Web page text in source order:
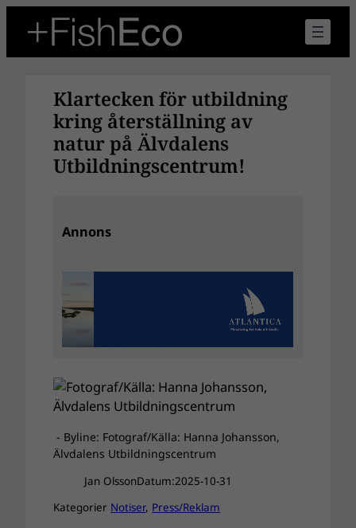
innehåll
Klartecken för utbildning
kring återställning av
natur på Älvdalens
Utbildningscentrum!
Annons
- Byline: Fotograf/Källa: Hanna Johansson,
Älvdalens Utbildningscentrum
Jan OlssonDatum:2025-10-31
Kategorier Notiser, Press/Reklam